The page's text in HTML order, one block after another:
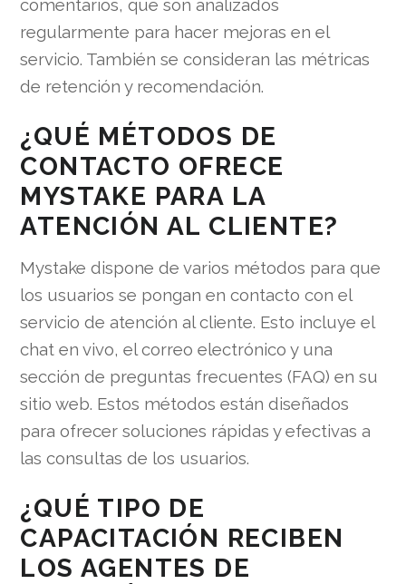
comentarios, que son analizados
regularmente para hacer mejoras en el
servicio. También se consideran las métricas
de retención y recomendación.
¿QUÉ MÉTODOS DE
CONTACTO OFRECE
MYSTAKE PARA LA
ATENCIÓN AL CLIENTE?
Mystake dispone de varios métodos para que
los usuarios se pongan en contacto con el
servicio de atención al cliente. Esto incluye el
chat en vivo, el correo electrónico y una
sección de preguntas frecuentes (FAQ) en su
sitio web. Estos métodos están diseñados
para ofrecer soluciones rápidas y efectivas a
las consultas de los usuarios.
¿QUÉ TIPO DE
CAPACITACIÓN RECIBEN
LOS AGENTES DE